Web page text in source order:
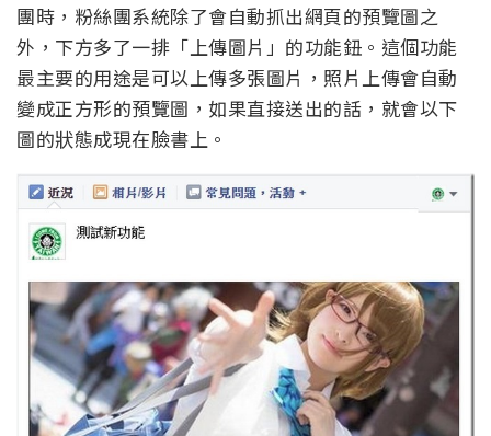
團時，粉絲團系統除了會自動抓出網頁的預覽圖之
外，下方多了一排「上傳圖片」的功能鈕。這個功能
最主要的用途是可以上傳多張圖片，照片上傳會自動
變成正方形的預覽圖，如果直接送出的話，就會以下
圖的狀態成現在臉書上。